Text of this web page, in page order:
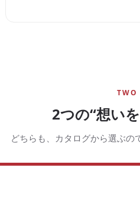
TWO
2つの“想い
どちらも、カタログから選ぶの